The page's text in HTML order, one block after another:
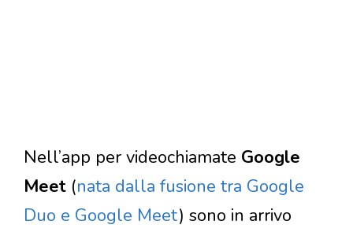
Nell’app per videochiamate Google
Meet (nata dalla fusione tra Google
Duo e Google Meet) sono in arrivo